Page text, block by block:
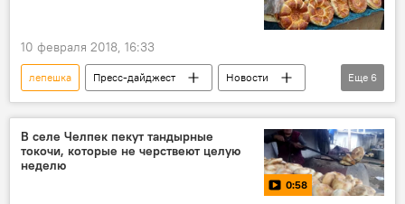
10 февраля 2018, 16:33
лепешка Пресс-дайджест
Новости
В мире
Происшествия
Азия
Таджикистан
мука
Еще 6
В селе Челпек пекут тандырные
токочи, которые не черствеют целую
неделю
0:58